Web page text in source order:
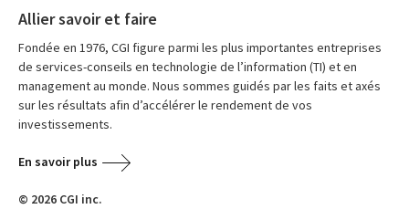
Allier savoir et faire
Fondée en 1976, CGI figure parmi les plus importantes entreprises
de services-conseils en technologie de l’information (TI) et en
management au monde. Nous sommes guidés par les faits et axés
sur les résultats afin d’accélérer le rendement de vos
investissements.
En savoir plus
© 2026 CGI inc.